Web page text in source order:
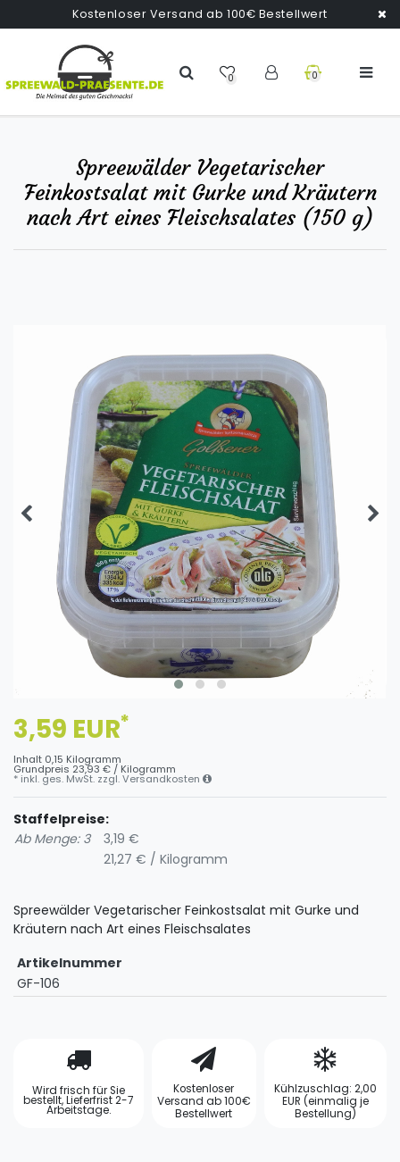
Kostenloser Versand ab 100€ Bestellwert
0 0
Spreewälder Vegetarischer
Feinkostsalat mit Gurke und Kräutern
nach Art eines Fleischsalates (150 g)
3,59 EUR*
Inhalt 0,15 Kilogramm
Grundpreis 23,93 € / Kilogramm
* inkl. ges. MwSt. zzgl.Versandkosten
Staffelpreise:
Ab Menge: 3
3,19 €
21,27 € / Kilogramm
Spreewälder Vegetarischer Feinkostsalat mit Gurke und
Kräutern nach Art eines Fleischsalates
Artikelnummer
GF-106
Wird frisch für Sie
bestellt, Lieferfrist 2-7
Arbeitstage.
Kostenloser
Versand ab 100€
Bestellwert
Kühlzuschlag: 2,00
EUR (einmalig je
Bestellung)